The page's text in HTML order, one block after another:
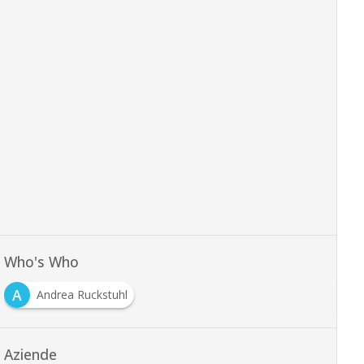
Who's Who
A
Andrea Ruckstuhl
Aziende